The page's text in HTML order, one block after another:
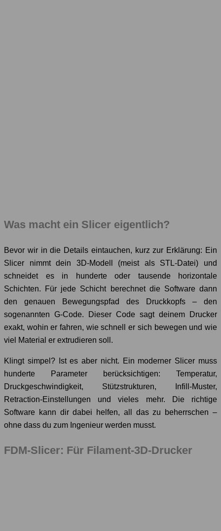
Was macht ein Slicer eigentlich?
Bevor wir in die Details eintauchen, kurz zur Erklärung: Ein
Slicer nimmt dein 3D-Modell (meist als STL-Datei) und
schneidet es in hunderte oder tausende horizontale
Schichten. Für jede Schicht berechnet die Software dann
den genauen Bewegungspfad des Druckkopfs – den
sogenannten G-Code. Dieser Code sagt deinem Drucker
exakt, wohin er fahren, wie schnell er sich bewegen und wie
viel Material er extrudieren soll.
Klingt simpel? Ist es aber nicht. Ein moderner Slicer muss
hunderte Parameter berücksichtigen: Temperatur,
Druckgeschwindigkeit, Stützstrukturen, Infill-Muster,
Retraction-Einstellungen und vieles mehr. Die richtige
Software kann dir dabei helfen, all das zu beherrschen –
ohne dass du zum Ingenieur werden musst.
FDM-Slicer: Für Filament-3D-Drucker